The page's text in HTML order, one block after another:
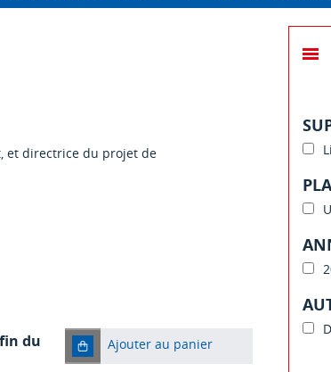
et directrice du projet de
du
Ajouter au panier